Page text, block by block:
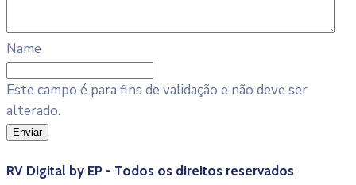
Name
Este campo é para fins de validação e não deve ser
alterado.
RV Digital by EP - Todos os direitos reservados